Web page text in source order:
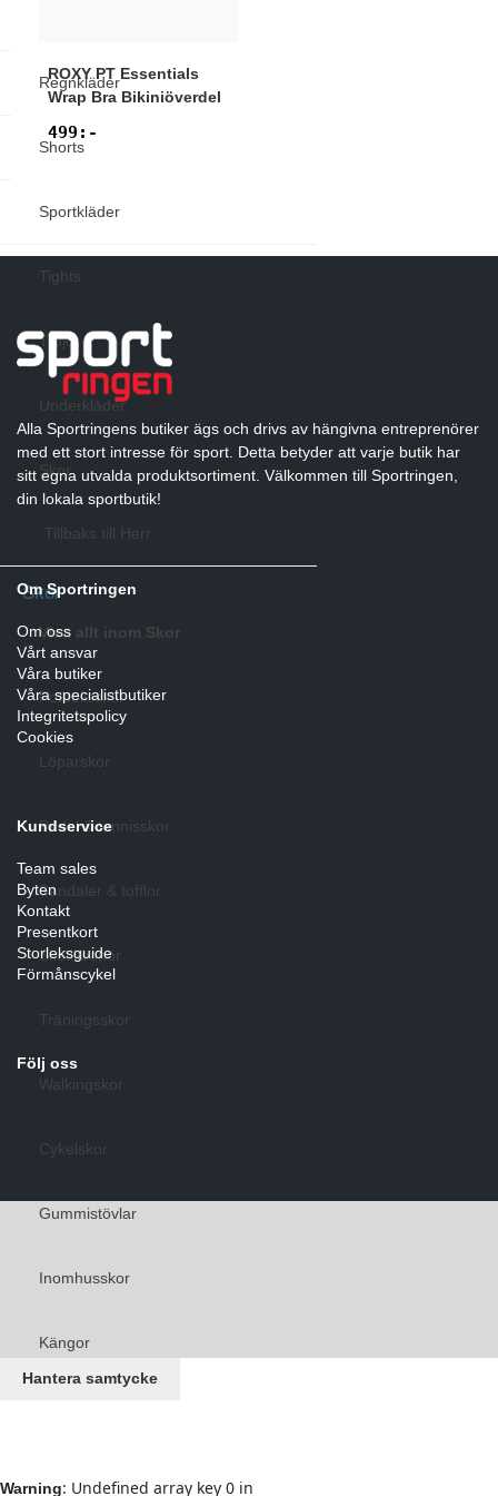
Regnkläder
Shorts
Sportkläder
Tights
Tröjor
Underkläder
Skor
Tillbaks till Herr
Skor
Visa allt inom Skor
Fotbollsskor
Löparskor
Padel & tennisskor
Sandaler & tofflor
Skotillbehör
Träningsskor
Walkingskor
Cykelskor
Gummistövlar
Inomhusskor
Kängor
ROXY PT Essentials
Wrap Bra Bikiniöverdel
499 :-
Alla Sportringens butiker ägs och drivs av hängivna entreprenörer
med ett stort intresse för sport. Detta betyder att varje butik har
sitt egna utvalda produktsortiment. Välkommen till Sportringen,
din lokala sportbutik!
Om Sportringen
Om oss
Vårt ansvar
Våra butiker
Våra specialistbutiker
Integritetspolicy
Cookies
Kundservice
Team sales
Byten
Kontakt
Presentkort
Storleksguide
Förmånscykel
Följ oss
Hantera samtycke
Warning: Undefined array key 0 in